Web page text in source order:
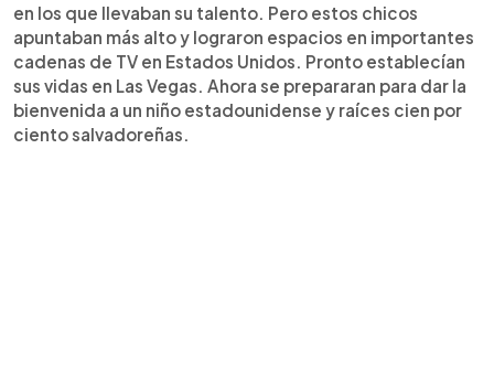
en los que llevaban su talento. Pero estos chicos
apuntaban más alto y lograron espacios en importantes
cadenas de TV en Estados Unidos. Pronto establecían
sus vidas en Las Vegas. Ahora se prepararan para dar la
bienvenida a un niño estadounidense y raíces cien por
ciento salvadoreñas.